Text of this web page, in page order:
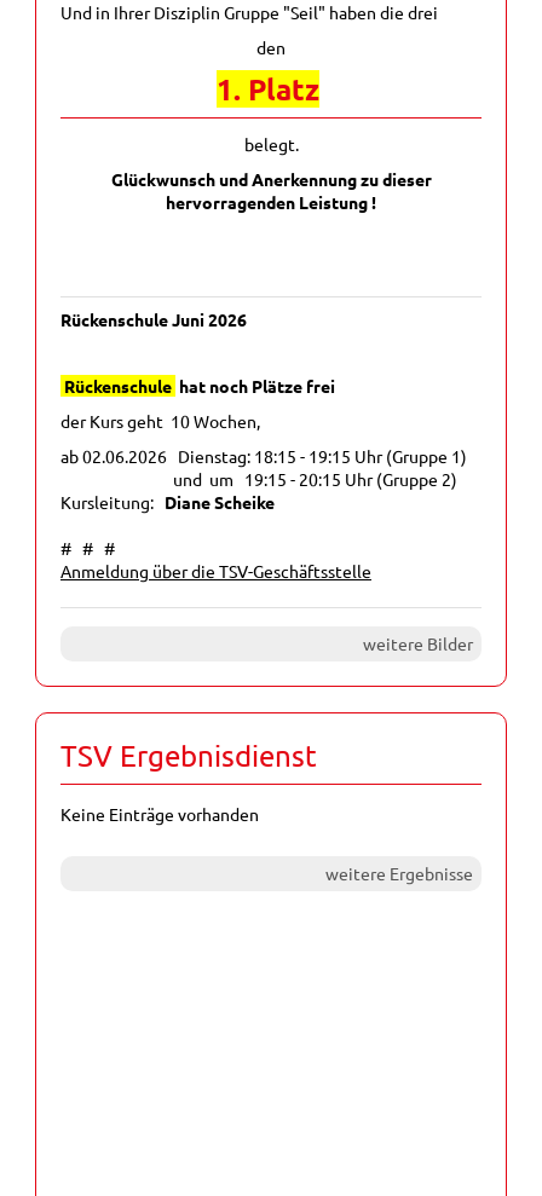
Und in Ihrer Disziplin Gruppe "Seil" haben die drei
den
1. Platz
belegt.
Glückwunsch und Anerkennung zu dieser
hervorragenden Leistung !
Rückenschule Juni 2026
Rückenschule hat noch Plätze frei
der Kurs geht 10 Wochen,
ab 02.06.2026 Dienstag: 18:15 - 19:15 Uhr (Gruppe 1)
und um 19:15 - 20:15 Uhr (Gruppe 2)
Kursleitung: Diane Scheike
# # #
Anmeldung über die TSV-Geschäftsstelle
weitere Bilder
TSV Ergebnisdienst
Keine Einträge vorhanden
weitere Ergebnisse